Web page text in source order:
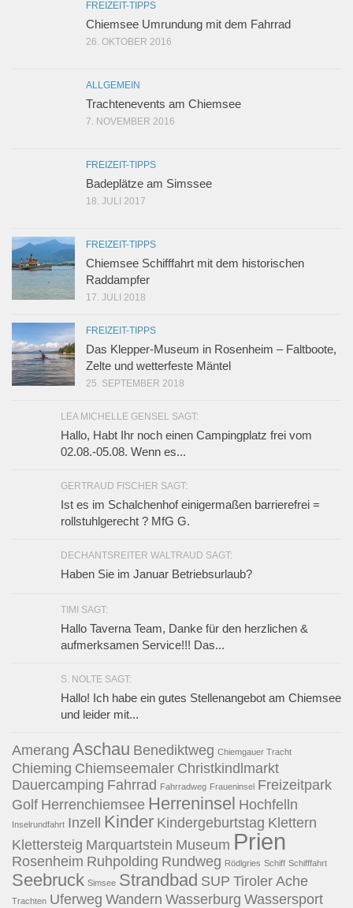
FREIZEIT-TIPPS
Chiemsee Umrundung mit dem Fahrrad
26. OKTOBER 2016
ALLGEMEIN
Trachtenevents am Chiemsee
7. NOVEMBER 2016
FREIZEIT-TIPPS
Badeplätze am Simssee
18. JULI 2017
FREIZEIT-TIPPS
Chiemsee Schifffahrt mit dem historischen
Raddampfer
17. JULI 2018
FREIZEIT-TIPPS
Das Klepper-Museum in Rosenheim – Faltboote,
Zelte und wetterfeste Mäntel
25. SEPTEMBER 2018
LEA MICHELLE GENSEL SAGT:
Hallo, Habt Ihr noch einen Campingplatz frei vom
02.08.-05.08. Wenn es...
GERTRAUD FISCHER SAGT:
Ist es im Schalchenhof einigermaßen barrierefrei =
rollstuhlgerecht ? MfG G.
DECHANTSREITER WALTRAUD SAGT:
Haben Sie im Januar Betriebsurlaub?
TIMI SAGT:
Hallo Taverna Team, Danke für den herzlichen &
aufmerksamen Service!!! Das...
S. NOLTE SAGT:
Hallo! Ich habe ein gutes Stellenangebot am Chiemsee
und leider mit...
Amerang Aschau Benediktweg Chiemgauer Tracht
Chieming Chiemseemaler Christkindlmarkt
Dauercamping Fahrrad Fahrradweg Fraueninsel Freizeitpark
Golf Herrenchiemsee Herreninsel Hochfelln
Inselrundfahrt Inzell Kinder Kindergeburtstag Klettern
Klettersteig Marquartstein Museum Prien
Rosenheim Ruhpolding Rundweg Rödlgries Schiff Schifffahrt
Seebruck Simsee Strandbad SUP Tiroler Ache
Trachten Uferweg Wandern Wasserburg Wassersport